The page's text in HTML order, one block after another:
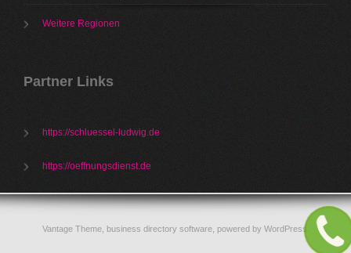
Weitere Regionen
Partner Links
https://schluessel-ludwig.de
https://oeffnungsdienst.de
Vantage Theme, business directory software, powered by WordPress